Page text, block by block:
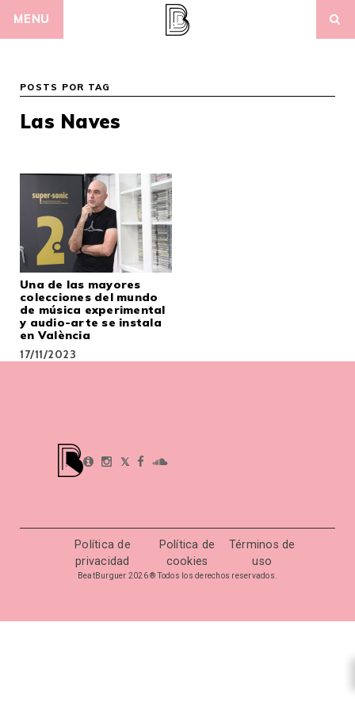
MENU
POSTS POR TAG
Las Naves
Una de las mayores
colecciones del mundo
de música experimental
y audio-arte se instala
en València
17/11/2023
𝕏
Política de
privacidad
Política de
cookies
Términos de
uso
BeatBurguer 2026 ® Todos los derechos reservados.